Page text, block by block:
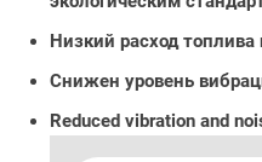
Низкий расход топлива
Снижен уровень
Reduced vibration and